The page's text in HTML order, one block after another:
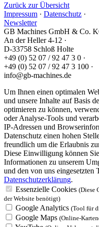
Zurück zur Übersicht
Impressum · Datenschutz ·
Newsletter
GB Machines GmbH & Co.
An der Heller 4-12 ·
D-33758 Schloß Holte
+49 (0) 52 07 / 92 47 3 0 ·
+49 (0) 52 07 / 92 47 3 100 ·
info@gb-machines.de
Um Ihnen einen optimalen
und unsere Inhalte auf Basis
optimieren zu können,
oder Analyse-Tools und
IP-Adressen und
Datenschutz einen hohen
freundlich um die Erlaubnis
Diese Einwilligung können
Informationen zu unserem
und den von uns eingesetzten
Datenschutzerklärung.
Essenzielle Cookies (Diese
der Website benötigt)
Google Analytics (Tool für
Google Maps (Online-